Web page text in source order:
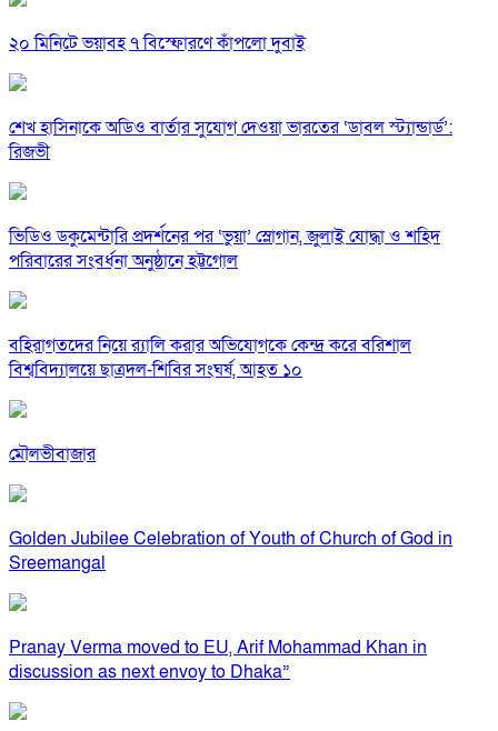
২০ মিনিটে ভয়াবহ ৭ বিস্ফোরণে কাঁপলো দুবাই
শেখ হাসিনাকে অডিও বার্তার সুযোগ দেওয়া ভারতের ‘ডাবল স্ট্যান্ডার্ড’:
রিজভী
ভিডিও ডকুমেন্টারি প্রদর্শনের পর ‘ভুয়া’ স্লোগান, জুলাই যোদ্ধা ও শহিদ
পরিবারের সংবর্ধনা অনুষ্ঠানে হট্টগোল
বহিরাগতদের নিয়ে র‍্যালি করার অভিযোগকে কেন্দ্র করে বরিশাল
বিশ্ববিদ্যালয়ে ছাত্রদল-শিবির সংঘর্ষ, আহত ১০
মৌলভীবাজার
Golden Jubilee Celebration of Youth of Church of God in
Sreemangal
Pranay Verma moved to EU, Arif Mohammad Khan in
discussion as next envoy to Dhaka”